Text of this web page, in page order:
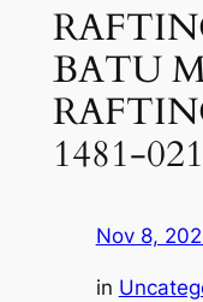
BATU
1481-
Nov 8,
in